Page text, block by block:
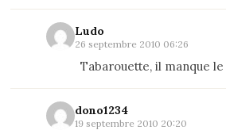
Ludo
26 septembre 2010 06:26
Tabarouette, il manque le
dono1234
19 septembre 2010 20:20